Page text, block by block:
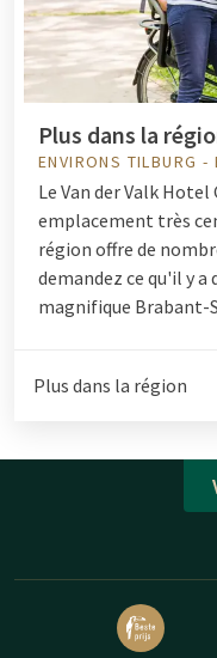
Plus dans la
ENVIRONS TILBURG -
Le Van der Valk
emplacement très
région offre de
demandez ce qu'il y a
magnifique Brabant-
Plus dans la région